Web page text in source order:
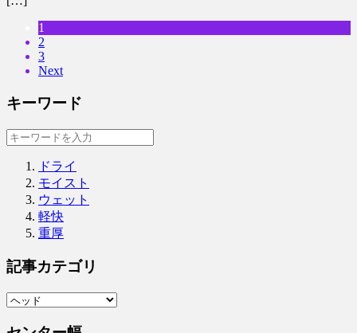
1
2
3
Next
キーワード
ドライ
モイスト
ウェット
軽快
重厚
記事カテゴリ